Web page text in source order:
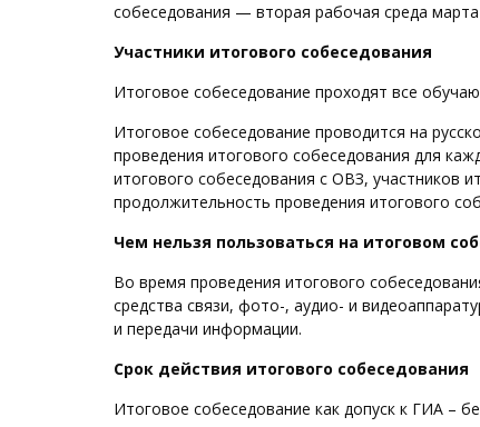
собеседования — вторая рабочая среда
Участники итогового собеседования
Итоговое собеседование проходят все
Итоговое собеседование проводится на
проведения итогового собеседования для
итогового собеседования с ОВЗ, участников
продолжительность проведения итогового
Чем нельзя пользоваться на итоговом
Во время проведения итогового
средства связи, фото-, аудио- и
и передачи информации.
Срок действия итогового собеседования
Итоговое собеседование как допуск к ГИА –